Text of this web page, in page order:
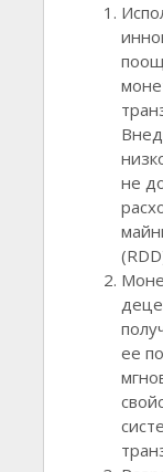
не
ее